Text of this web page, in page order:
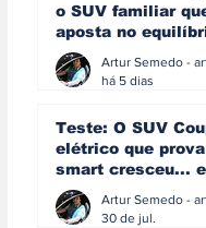
o SUV familiar
aposta no
ainda acredita na
manualhá 5 dias
Teste: O SUV
elétrico que
smart cresceu... e
amadureceu
30 de jul.